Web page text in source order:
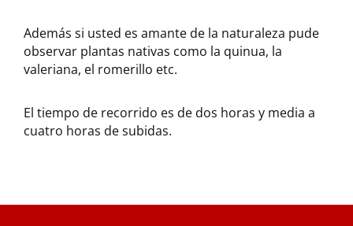
Además si usted es amante de la naturaleza pude
observar plantas nativas como la quinua, la
valeriana, el romerillo etc.
El tiempo de recorrido es de dos horas y media a
cuatro horas de subidas.